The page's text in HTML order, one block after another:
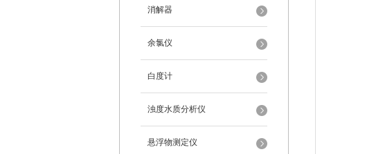
消解器
余氯仪
白度计
浊度水质分析仪
悬浮物测定仪